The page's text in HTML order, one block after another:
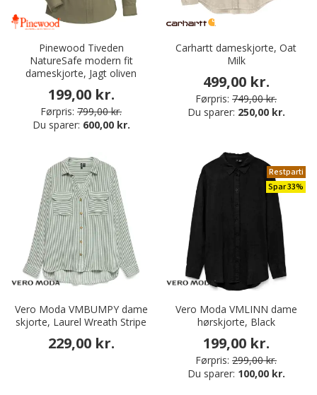
Pinewood Tiveden
NatureSafe modern fit
dameskjorte, Jagt oliven
199,00 kr.
Førpris: 799,00 kr.
Du sparer: 600,00 kr.
Carhartt dameskjorte, Oat
Milk
499,00 kr.
Førpris: 749,00 kr.
Du sparer: 250,00 kr.
Vero Moda VMBUMPY dame
skjorte, Laurel Wreath Stripe
229,00 kr.
Restparti
Spar 33%
Vero Moda VMLINN dame
hørskjorte, Black
199,00 kr.
Førpris: 299,00 kr.
Du sparer: 100,00 kr.